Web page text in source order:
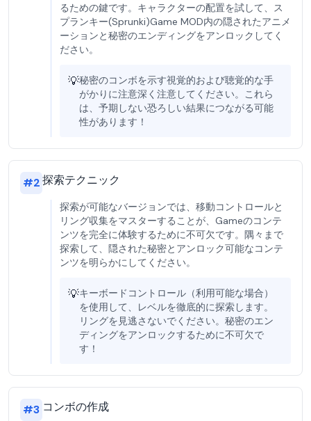
るための鍵です。キャラクターの配置を試して、ス
プランキー(Sprunki)Game MOD内の隠されたアニメ
ーションと秘密のエンディングをアンロックしてく
ださい。
💡秘密のコンボを示す視覚的および聴覚的な手
がかりに注意深く注意してください。これら
は、予期しない恐ろしい結果につながる可能
性があります！
#2探索テクニック
探索が可能なバージョンでは、移動コントロールと
リング収集をマスターすることが、Gameのコンテ
ンツを完全に体験するために不可欠です。隅々まで
探索して、隠された秘密とアンロック可能なコンテ
ンツを明らかにしてください。
💡キーボードコントロール（利用可能な場合）
を使用して、レベルを徹底的に探索します。
リングを見逃さないでください。秘密のエン
ディングをアンロックするために不可欠で
す！
#3 コンボの作成